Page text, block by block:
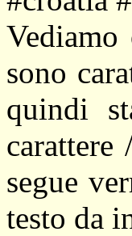
sono
quindi
segue
testo da